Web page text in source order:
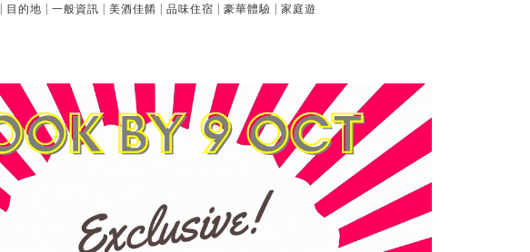
| 目的地 | 一般資訊 | 美酒佳餚 | 品味住宿 | 豪華體驗 | 家庭遊